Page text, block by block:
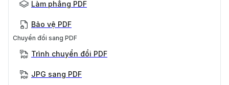
Làm phẳng PDF
Bảo vệ PDF
Chuyển đổi sang PDF
Trình chuyển đổi PDF
JPG sang PDF